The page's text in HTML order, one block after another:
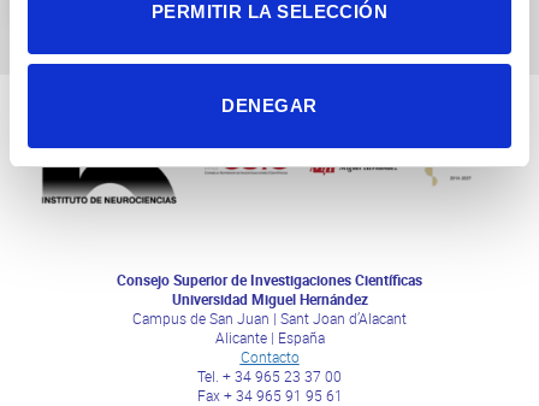
PERMITIR LA SELECCIÓN
DENEGAR
Consejo Superior de Investigaciones Científicas
Universidad Miguel Hernández
Campus de San Juan | Sant Joan d’Alacant
Alicante | España
Contacto
Tel. + 34 965 23 37 00
Fax + 34 965 91 95 61